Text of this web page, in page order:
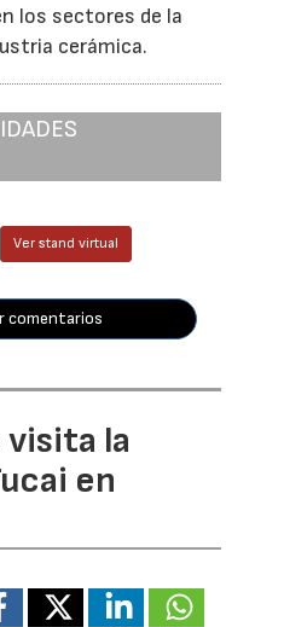
los sectores de la
cerámica.
Ver stand virtual
comentarios
visita la
en